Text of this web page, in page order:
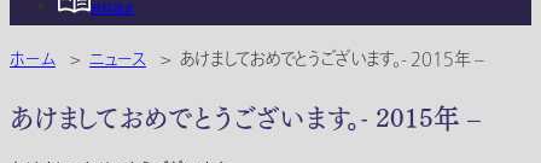
資料請求
ホーム > ニュース > あけましておめでとうございます。- 2015年 –
あけましておめでとうございます。- 2015年 –